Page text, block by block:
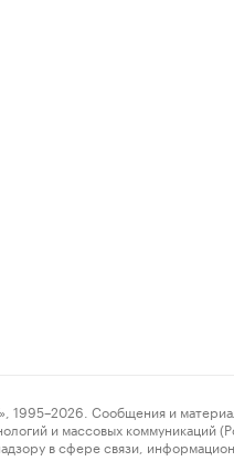
Сообщения и материалы
и массовых
в сфере связи,